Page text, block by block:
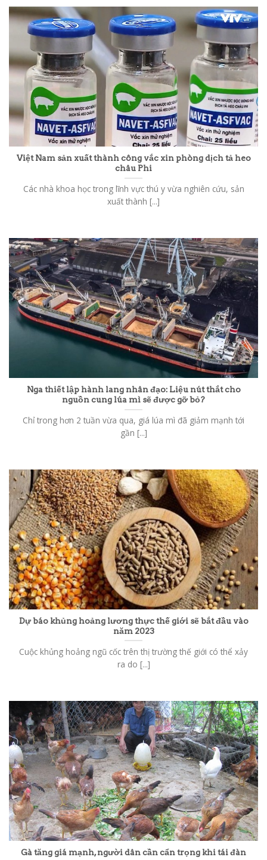
Việt Nam sản xuất thành công vắc xin phòng dịch tả heo
châu Phi
Các nhà khoa học trong lĩnh vực thú y vừa nghiên cứu, sản
xuất thành [...]
Nga thiết lập hành lang nhân đạo: Liệu nút thắt cho
nguồn cung lúa mì sẽ được gỡ bỏ?
Chỉ trong hơn 2 tuần vừa qua, giá lúa mì đã giảm mạnh tới
gần [...]
Dự báo khủng hoảng lương thực thế giới sẽ bắt đầu vào
năm 2023
Cuộc khủng hoảng ngũ cốc trên thị trường thế giới có thể xảy
ra do [...]
Gà tăng giá mạnh, người dân cần cẩn trọng khi tái đàn